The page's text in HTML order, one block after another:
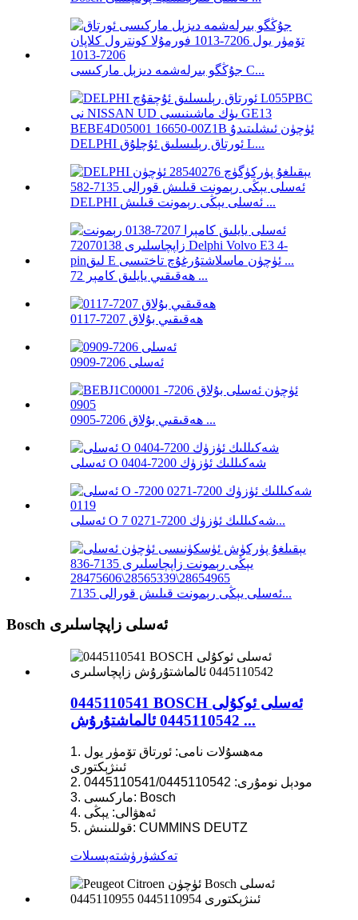
جۇڭگو بىرلەشمە دىزېل ماركىسى C...
DELPHI ئورتاق رېلىسلىق ئۇچلۇق L...
DELPHI ئەسلى يېڭى رېمونت قىلىش ...
ھەقىقىي يايلىق كامېر 72 ...
ھەقىقىي بۇلاق 7207-0117
ئەسلى 7206-0909
ھەقىقىي بۇلاق 7206-0905 ...
ئەسلى O شەكىللىك ئۈزۈك 7200-0404
ئەسلى O شەكىللىك ئۈزۈك 7200-0271 7...
ئەسلى يېڭى رېمونت قىلىش قورالى 7135...
Bosch ئەسلى زاپچاسلىرى
0445110541 BOSCH ئەسلى ئوكۇلى
0445110542 ئالماشتۇرۇش ...
1. مەھسۇلات نامى: ئورتاق تۆمۈر يول
ئىنژېكتورى
2. مودېل نومۇرى: 0445110541/0445110542
3. ماركىسى: Bosch
4. ئەھۋالى: يېڭى
5. قوللىنىش: CUMMINS DEUTZ
تەكشۈرۈشتەپسىلات